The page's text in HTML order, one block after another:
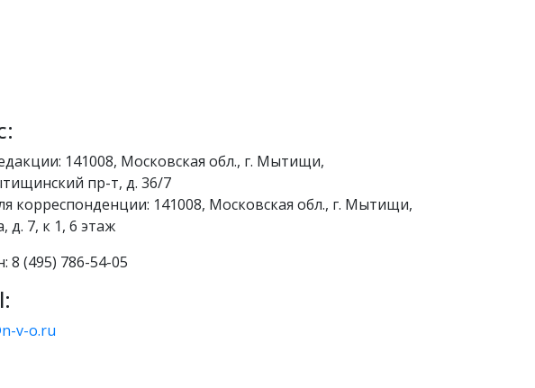
141008, Московская обл., г. Мытищи,
пр-т, д. 36/7
корреспонденции: 141008, Московская обл., г. Мытищи,
д. 7, к 1, 6 этаж
8 (495) 786-54-05
v-o.ru